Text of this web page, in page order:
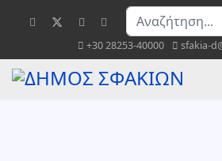
+30 28253-40000 sfakia-